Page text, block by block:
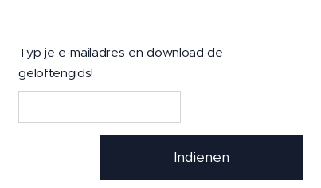
Typ je e-mailadres en download de
geloftengids!
Indienen